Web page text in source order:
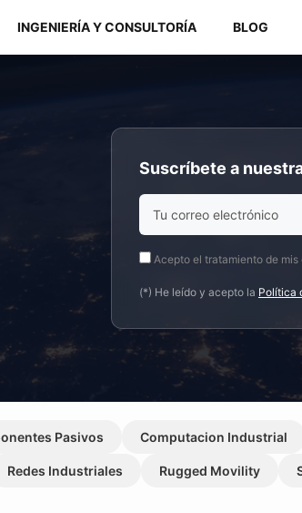
INGENIERÍA Y CONSULTORÍA BLOG
Suscríbete a
Acepto el tratamiento de
(*) He leído y acepto la Política
Pasivos Computacion Industrial
Redes Industriales Rugged Movility